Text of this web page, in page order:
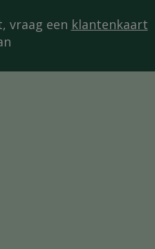
vraag een klantenkaart